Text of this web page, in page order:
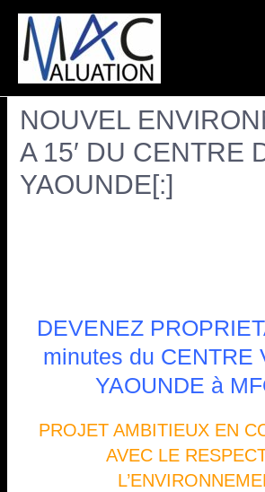
[:fr]DEVENEZ
PROPRIETAIRE
NOUVEL
A 15′ DU CENTRE
YAOUNDE[:]
DEVENEZ
minutes du CENTRE
YAOUNDE à
PROJET AMBITIEUX EN
AVEC LE